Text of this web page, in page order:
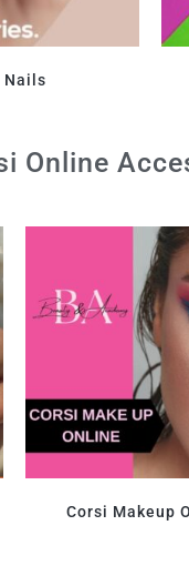
Nails
Online
Corsi Makeup